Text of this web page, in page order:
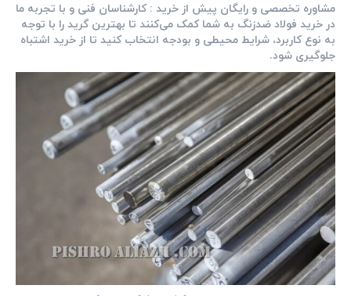
مشاوره تخصصی و رایگان پیش از خرید : کارشناسان فنی و با تجربه ما
در خرید فولاد ضدزنگ به شما کمک می‌کنند تا بهترین گرید را با توجه
به نوع کاربرد، شرایط محیطی و بودجه انتخاب کنید تا از خرید اشتباه
جلوگیری شود.